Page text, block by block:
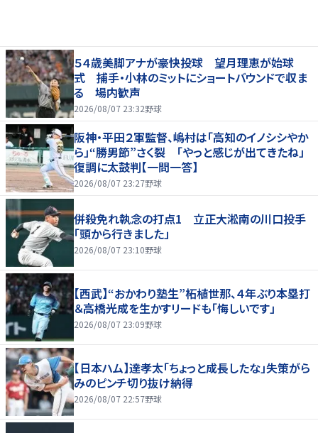
５４歳美脚アナが豪快投球 望月理恵が始球
式 捕手・小林のミットにショートバウンドで収ま
る 場内歓声
2026/08/07 23:32野球
阪神・平田２軍監督、嶋村は「高知のイノシシやか
ら」“勝男節”さく裂 「やっと感じが出てきたね」
復調に太鼓判【一問一答】
2026/08/07 23:27野球
併殺免れ執念の打点1 立正大淞南の川口投手
「頭から行きました」
2026/08/07 23:10野球
【西武】“おかわり塾生”柘植世那、４年ぶり本塁打
＆高橋光成を生かすリードも「悔しいです」
2026/08/07 23:09野球
【日本ハム】達孝太「ちょっと成長したな」失策がら
みのピンチ切り抜け納得
2026/08/07 22:57野球